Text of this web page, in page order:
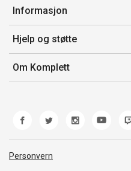
Min side
Ordreoversikt
Flex
Komplett Club
Informasjon
Salgsbetingelser
Medlemsvilkår for Komplett
Merker/produsent
Hjelp og støtte
Kontakt oss
Kundeservice
Retur
Reklamasjon og garanti
Frakt og levering
Om Komplett
Personvern